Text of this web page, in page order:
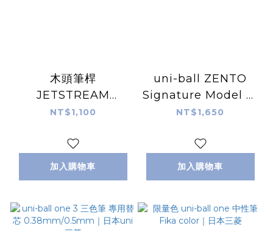
木頭筆桿
JETSTREAM
karimoku 4+1 多機
NT$1,100
加入購物車
uni-ball ZENTO
Signature Model 金
屬鋼珠筆 0.5黑色墨水
NT$1,650
加入購物車